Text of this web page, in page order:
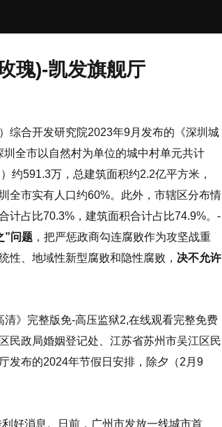
瑰)-凯发旗舰厅
合开发研究院2023年9月发布的《深圳城
全市以自然村为单位的城中村单元共计
约591.3万，总建筑面积约2.2亿平方米，
全市实有人口约60%。此外，市辖区分布情
计占比70.3%，建筑面积合计占比74.9%。-
”问题 ，把严惩政商勾连腐败作为攻坚战重
性、地域性新型腐败和隐性腐败， 决不允许
》完整版免-高压监狱2,在线观看完整免费
政局婚姻登记处、江苏省苏州市吴江区民
发布的2024年节假日安排，除夕（2月9
消息。日前，广州市发放一线城市首